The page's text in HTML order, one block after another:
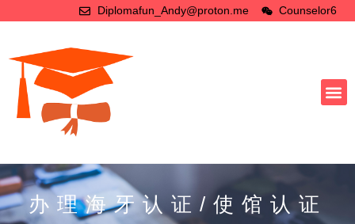
Diplomafun_Andy@proton.me Counselor6
办理海牙认证/使馆认证